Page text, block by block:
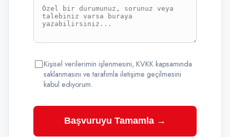
Kişisel verilerimin işlenmesini, KVKK kapsamında
saklanmasını ve tarafımla iletişime geçilmesini
kabul ediyorum.
Başvuruyu Tamamla →